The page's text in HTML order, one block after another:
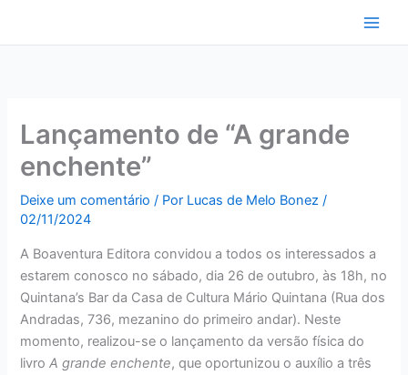
Lançamento de “A grande
enchente”
Deixe um comentário / Por Lucas de Melo Bonez/
02/11/2024
A Boaventura Editora convidou a todos os interessados a
estarem conosco no sábado, dia 26 de outubro, às 18h, no
Quintana’s Bar da Casa de Cultura Mário Quintana (Rua dos
Andradas, 736, mezanino do primeiro andar). Neste
momento, realizou-se o lançamento da versão física do
livroA grande enchente, que oportunizou o auxílio a três